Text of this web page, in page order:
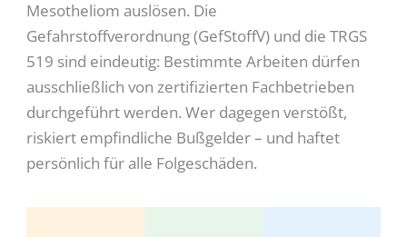
Mesotheliom auslösen. Die
Gefahrstoffverordnung (GefStoffV) und die TRGS
519 sind eindeutig: Bestimmte Arbeiten dürfen
ausschließlich von zertifizierten Fachbetrieben
durchgeführt werden. Wer dagegen verstößt,
riskiert empfindliche Bußgelder – und haftet
persönlich für alle Folgeschäden.